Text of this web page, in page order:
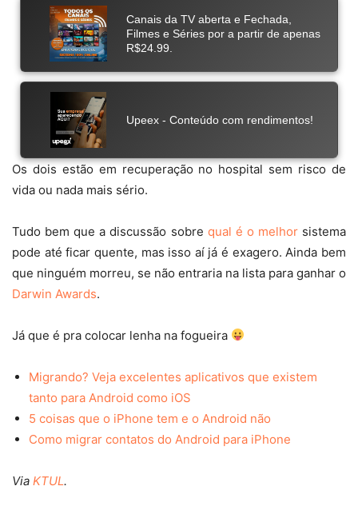
Os dois estão em recuperação no hospital sem risco de
vida ou nada mais sério.
Tudo bem que a discussão sobre qual é o melhorsistema
pode até ficar quente, mas isso aí já é exagero. Ainda bem
que ninguém morreu, se não entraria na lista para ganhar o
Darwin Awards.
Já que é pra colocar lenha na fogueira
Migrando? Veja excelentes aplicativos que existem
tanto para Android como iOS
5 coisas que o iPhone tem e o Android não
Como migrar contatos do Android para iPhone
Via KTUL.